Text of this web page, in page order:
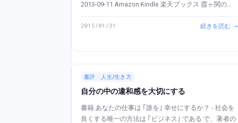
2013-09-11 Amazon Kindle 楽天ブックス 霞ヶ関の現
2015/01/31
続きを読む →
書評 人生/生き方
自分の中の違和感を大切にする
書籍 あなたの仕事は ｢誰を｣ 幸せにするか？ - 社会を
良くする唯一の方法は ｢ビジネス｣ である で、著者の